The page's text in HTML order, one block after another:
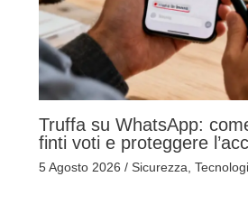
Truffa su WhatsApp:
finti voti e proteggere
5 Agosto 2026 / Sicurezza,